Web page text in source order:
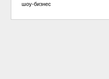
шоу-бизнес